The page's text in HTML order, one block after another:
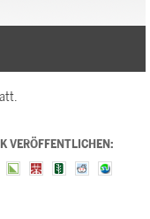
VERÖFFENTLICHEN: